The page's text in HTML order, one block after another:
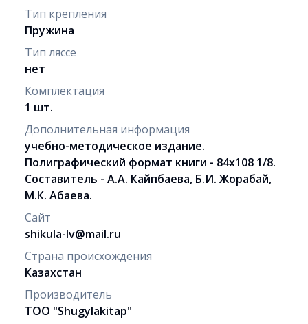
Тип крепления
Пружина
Тип ляссе
нет
Комплектация
1 шт.
Дополнительная информация
учебно-методическое издание.
Полиграфический формат книги - 84х108 1/8.
Составитель - А.А. Кайпбаева, Б.И. Жорабай,
М.К. Абаева.
Сайт
shikula-lv@mail.ru
Страна происхождения
Казахстан
Производитель
ТОО "Shugylakitap"